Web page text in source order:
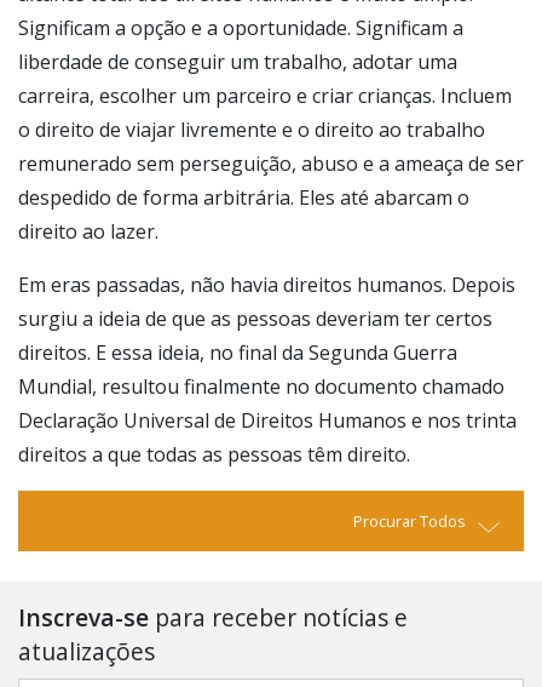
Significam a opção e a oportunidade. Significam a
liberdade de conseguir um trabalho, adotar uma
carreira, escolher um parceiro e criar crianças. Incluem
o direito de viajar livremente e o direito ao trabalho
remunerado sem perseguição, abuso e a ameaça de ser
despedido de forma arbitrária. Eles até abarcam o
direito ao lazer.
Em eras passadas, não havia direitos humanos. Depois
surgiu a ideia de que as pessoas deveriam ter certos
direitos. E essa ideia, no final da Segunda Guerra
Mundial, resultou finalmente no documento chamado
Declaração Universal de Direitos Humanos e nos trinta
direitos a que todas as pessoas têm direito.
Procurar Todos
Inscreva-se para receber notícias e
atualizações